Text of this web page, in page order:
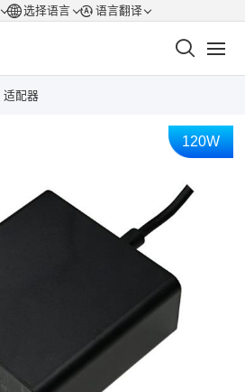
选择语言 语言翻译
适配器
120W